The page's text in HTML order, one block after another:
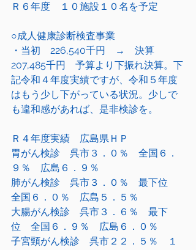
Ｒ６年度　１０施設１０名を予定
○成人健康診断検査事業
・当初　226,540千円　→　決算
207,485千円　予算より下振れ決算。下
記令和４年度実績ですが、令和５年度
はもう少し下がっている状況。少しで
も違和感があれば、是非検診を。
Ｒ４年度実績　広島県ＨＰ
胃がん検診　呉市３．０％　全国６．
９％　広島６．９％
肺がん検診　呉市３．０％　最下位
全国６．０％　広島５．５％
大腸がん検診　呉市３．６％　最下
位　全国６．９％　広島６．０％
子宮頸がん検診　呉市２２．５％　１